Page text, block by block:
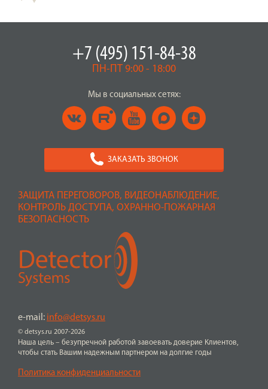
ЗАЩИТА ПЕРЕГОВОРОВ, ВИДЕОНАБЛЮДЕНИЕ,
КОНТРОЛЬ ДОСТУПА, ОХРАННО-ПОЖАРНАЯ
БЕЗОПАСНОСТЬ
© detsys.ru 2007-2026
e-mail: info@detsys.ru
Наша цель – безупречной работой завоевать доверие Клиентов,
чтобы стать Вашим надежным партнером на долгие годы
Политика конфиденциальности
+7 (495) 151-84-38
ПН-ПТ 9:00 - 18:00
Мы в социальных сетях:
ЗАКАЗАТЬ ЗВОНОК